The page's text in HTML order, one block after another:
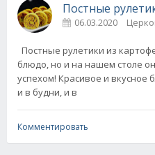
Постные
06.03.2020
Постные рулетики из
блюдо, но и на нашем столе
успехом! Красивое и вкусное
и в будни, и в
Комментировать